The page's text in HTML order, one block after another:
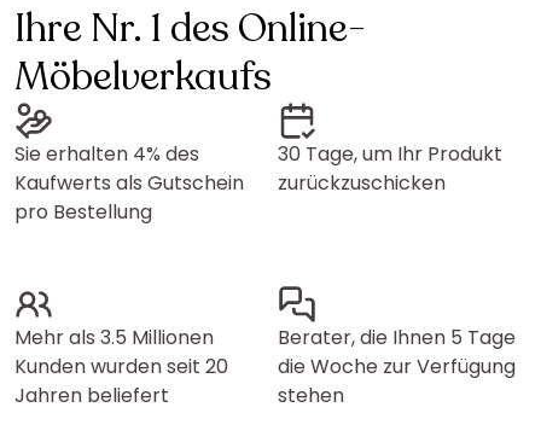
Ihre Nr. 1 des Online-
Möbelverkaufs
Sie erhalten 4% des
Kaufwerts als Gutschein
pro Bestellung
30 Tage, um Ihr Produkt
zurückzuschicken
Mehr als 3.5 Millionen
Kunden wurden seit 20
Jahren beliefert
Berater, die Ihnen 5 Tage
die Woche zur Verfügung
stehen